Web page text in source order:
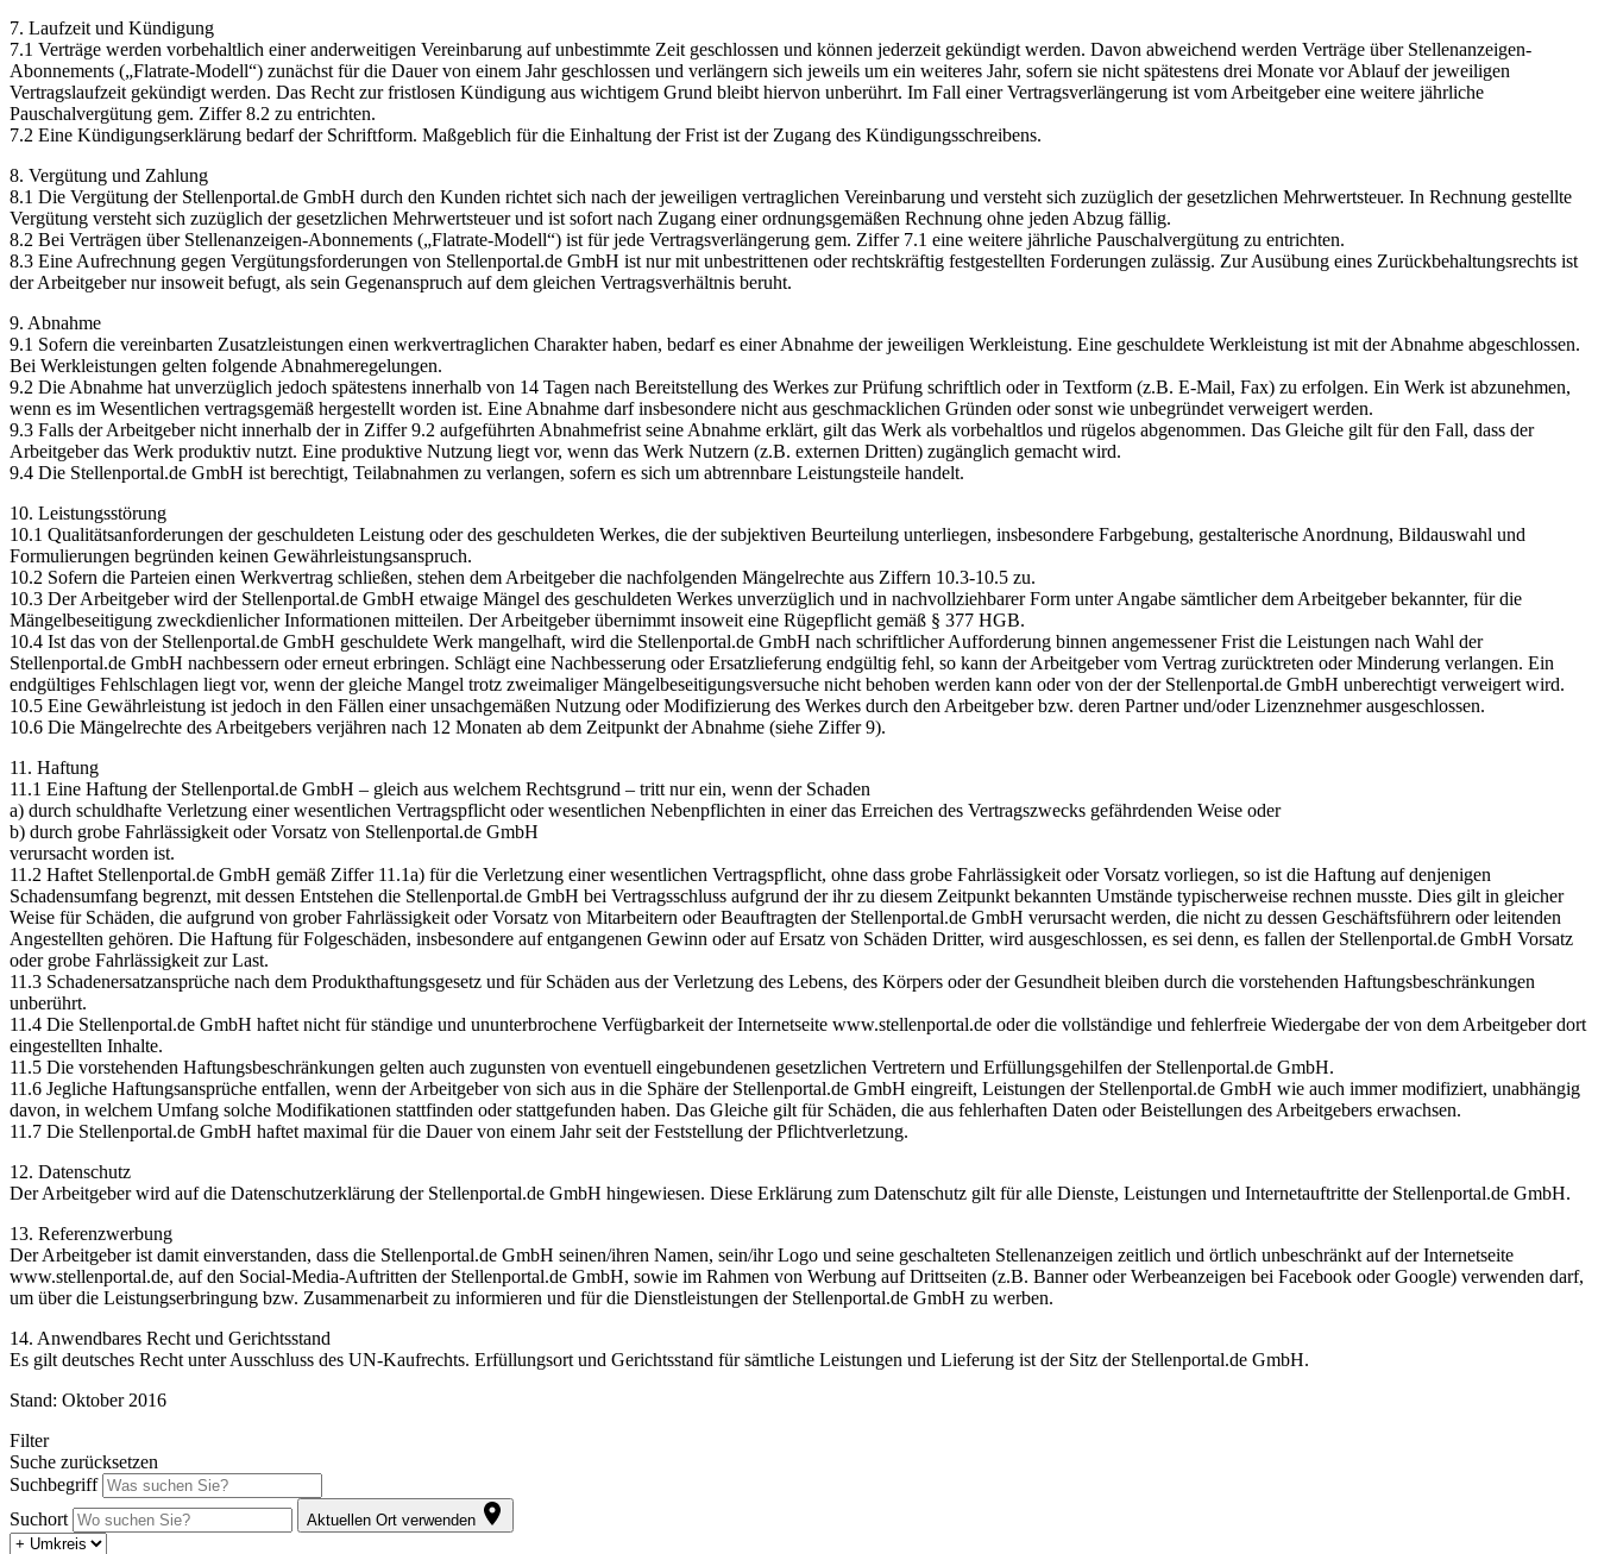
7. Laufzeit und Kündigung
7.1 Verträge werden vorbehaltlich einer anderweitigen Vereinbarung auf unbestimmte Zeit geschlossen und können jederzeit gekündigt werden. Davon abweichend werden Verträge über Stellenanzeigen-
Abonnements („Flatrate-Modell“) zunächst für die Dauer von einem Jahr geschlossen und verlängern sich jeweils um ein weiteres Jahr, sofern sie nicht spätestens drei Monate vor Ablauf der jeweiligen
Vertragslaufzeit gekündigt werden. Das Recht zur fristlosen Kündigung aus wichtigem Grund bleibt hiervon unberührt. Im Fall einer Vertragsverlängerung ist vom Arbeitgeber eine weitere jährliche
Pauschalvergütung gem. Ziffer 8.2 zu entrichten.
7.2 Eine Kündigungserklärung bedarf der Schriftform. Maßgeblich für die Einhaltung der Frist ist der Zugang des Kündigungsschreibens.
8. Vergütung und Zahlung
8.1 Die Vergütung der Stellenportal.de GmbH durch den Kunden richtet sich nach der jeweiligen vertraglichen Vereinbarung und versteht sich zuzüglich der gesetzlichen Mehrwertsteuer. In Rechnung gestellte
Vergütung versteht sich zuzüglich der gesetzlichen Mehrwertsteuer und ist sofort nach Zugang einer ordnungsgemäßen Rechnung ohne jeden Abzug fällig.
8.2 Bei Verträgen über Stellenanzeigen-Abonnements („Flatrate-Modell“) ist für jede Vertragsverlängerung gem. Ziffer 7.1 eine weitere jährliche Pauschalvergütung zu entrichten.
8.3 Eine Aufrechnung gegen Vergütungsforderungen von Stellenportal.de GmbH ist nur mit unbestrittenen oder rechtskräftig festgestellten Forderungen zulässig. Zur Ausübung eines Zurückbehaltungsrechts ist
der Arbeitgeber nur insoweit befugt, als sein Gegenanspruch auf dem gleichen Vertragsverhältnis beruht.
9. Abnahme
9.1 Sofern die vereinbarten Zusatzleistungen einen werkvertraglichen Charakter haben, bedarf es einer Abnahme der jeweiligen Werkleistung. Eine geschuldete Werkleistung ist mit der Abnahme abgeschlossen.
Bei Werkleistungen gelten folgende Abnahmeregelungen.
9.2 Die Abnahme hat unverzüglich jedoch spätestens innerhalb von 14 Tagen nach Bereitstellung des Werkes zur Prüfung schriftlich oder in Textform (z.B. E-Mail, Fax) zu erfolgen. Ein Werk ist abzunehmen,
wenn es im Wesentlichen vertragsgemäß hergestellt worden ist. Eine Abnahme darf insbesondere nicht aus geschmacklichen Gründen oder sonst wie unbegründet verweigert werden.
9.3 Falls der Arbeitgeber nicht innerhalb der in Ziffer 9.2 aufgeführten Abnahmefrist seine Abnahme erklärt, gilt das Werk als vorbehaltlos und rügelos abgenommen. Das Gleiche gilt für den Fall, dass der
Arbeitgeber das Werk produktiv nutzt. Eine produktive Nutzung liegt vor, wenn das Werk Nutzern (z.B. externen Dritten) zugänglich gemacht wird.
9.4 Die Stellenportal.de GmbH ist berechtigt, Teilabnahmen zu verlangen, sofern es sich um abtrennbare Leistungsteile handelt.
10. Leistungsstörung
10.1 Qualitätsanforderungen der geschuldeten Leistung oder des geschuldeten Werkes, die der subjektiven Beurteilung unterliegen, insbesondere Farbgebung, gestalterische Anordnung, Bildauswahl und
Formulierungen begründen keinen Gewährleistungsanspruch.
10.2 Sofern die Parteien einen Werkvertrag schließen, stehen dem Arbeitgeber die nachfolgenden Mängelrechte aus Ziffern 10.3-10.5 zu.
10.3 Der Arbeitgeber wird der Stellenportal.de GmbH etwaige Mängel des geschuldeten Werkes unverzüglich und in nachvollziehbarer Form unter Angabe sämtlicher dem Arbeitgeber bekannter, für die
Mängelbeseitigung zweckdienlicher Informationen mitteilen. Der Arbeitgeber übernimmt insoweit eine Rügepflicht gemäß § 377 HGB.
10.4 Ist das von der Stellenportal.de GmbH geschuldete Werk mangelhaft, wird die Stellenportal.de GmbH nach schriftlicher Aufforderung binnen angemessener Frist die Leistungen nach Wahl der
Stellenportal.de GmbH nachbessern oder erneut erbringen. Schlägt eine Nachbesserung oder Ersatzlieferung endgültig fehl, so kann der Arbeitgeber vom Vertrag zurücktreten oder Minderung verlangen. Ein
endgültiges Fehlschlagen liegt vor, wenn der gleiche Mangel trotz zweimaliger Mängelbeseitigungsversuche nicht behoben werden kann oder von der der Stellenportal.de GmbH unberechtigt verweigert wird.
10.5 Eine Gewährleistung ist jedoch in den Fällen einer unsachgemäßen Nutzung oder Modifizierung des Werkes durch den Arbeitgeber bzw. deren Partner und/oder Lizenznehmer ausgeschlossen.
10.6 Die Mängelrechte des Arbeitgebers verjähren nach 12 Monaten ab dem Zeitpunkt der Abnahme (siehe Ziffer 9).
11. Haftung
11.1 Eine Haftung der Stellenportal.de GmbH – gleich aus welchem Rechtsgrund – tritt nur ein, wenn der Schaden
a) durch schuldhafte Verletzung einer wesentlichen Vertragspflicht oder wesentlichen Nebenpflichten in einer das Erreichen des Vertragszwecks gefährdenden Weise oder
b) durch grobe Fahrlässigkeit oder Vorsatz von Stellenportal.de GmbH
verursacht worden ist.
11.2 Haftet Stellenportal.de GmbH gemäß Ziffer 11.1a) für die Verletzung einer wesentlichen Vertragspflicht, ohne dass grobe Fahrlässigkeit oder Vorsatz vorliegen, so ist die Haftung auf denjenigen
Schadensumfang begrenzt, mit dessen Entstehen die Stellenportal.de GmbH bei Vertragsschluss aufgrund der ihr zu diesem Zeitpunkt bekannten Umstände typischerweise rechnen musste. Dies gilt in gleicher
Weise für Schäden, die aufgrund von grober Fahrlässigkeit oder Vorsatz von Mitarbeitern oder Beauftragten der Stellenportal.de GmbH verursacht werden, die nicht zu dessen Geschäftsführern oder leitenden
Angestellten gehören. Die Haftung für Folgeschäden, insbesondere auf entgangenen Gewinn oder auf Ersatz von Schäden Dritter, wird ausgeschlossen, es sei denn, es fallen der Stellenportal.de GmbH Vorsatz
oder grobe Fahrlässigkeit zur Last.
11.3 Schadenersatzansprüche nach dem Produkthaftungsgesetz und für Schäden aus der Verletzung des Lebens, des Körpers oder der Gesundheit bleiben durch die vorstehenden Haftungsbeschränkungen
unberührt.
11.4 Die Stellenportal.de GmbH haftet nicht für ständige und ununterbrochene Verfügbarkeit der Internetseite www.stellenportal.de oder die vollständige und fehlerfreie Wiedergabe der von dem Arbeitgeber dort
eingestellten Inhalte.
11.5 Die vorstehenden Haftungsbeschränkungen gelten auch zugunsten von eventuell eingebundenen gesetzlichen Vertretern und Erfüllungsgehilfen der Stellenportal.de GmbH.
11.6 Jegliche Haftungsansprüche entfallen, wenn der Arbeitgeber von sich aus in die Sphäre der Stellenportal.de GmbH eingreift, Leistungen der Stellenportal.de GmbH wie auch immer modifiziert, unabhängig
davon, in welchem Umfang solche Modifikationen stattfinden oder stattgefunden haben. Das Gleiche gilt für Schäden, die aus fehlerhaften Daten oder Beistellungen des Arbeitgebers erwachsen.
11.7 Die Stellenportal.de GmbH haftet maximal für die Dauer von einem Jahr seit der Feststellung der Pflichtverletzung.
12. Datenschutz
Der Arbeitgeber wird auf die Datenschutzerklärung der Stellenportal.de GmbH hingewiesen. Diese Erklärung zum Datenschutz gilt für alle Dienste, Leistungen und Internetauftritte der Stellenportal.de GmbH.
13. Referenzwerbung
Der Arbeitgeber ist damit einverstanden, dass die Stellenportal.de GmbH seinen/ihren Namen, sein/ihr Logo und seine geschalteten Stellenanzeigen zeitlich und örtlich unbeschränkt auf der Internetseite
www.stellenportal.de, auf den Social-Media-Auftritten der Stellenportal.de GmbH, sowie im Rahmen von Werbung auf Drittseiten (z.B. Banner oder Werbeanzeigen bei Facebook oder Google) verwenden darf,
um über die Leistungserbringung bzw. Zusammenarbeit zu informieren und für die Dienstleistungen der Stellenportal.de GmbH zu werben.
14. Anwendbares Recht und Gerichtsstand
Es gilt deutsches Recht unter Ausschluss des UN-Kaufrechts. Erfüllungsort und Gerichtsstand für sämtliche Leistungen und Lieferung ist der Sitz der Stellenportal.de GmbH.
Stand: Oktober 2016
Filter
Suche zurücksetzen
Suchbegriff
Suchort
Aktuellen Ort verwenden